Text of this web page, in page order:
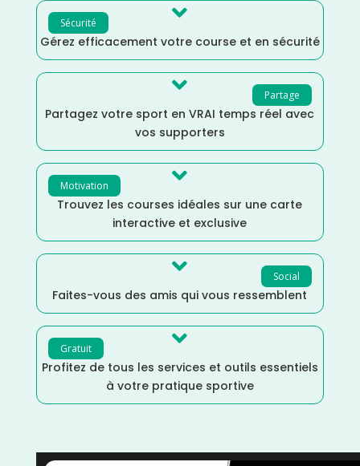
Sécurité 
Gérez efficacement votre course et en sécurité
Partage

Partagez votre sport en VRAI temps réel avec
vos supporters
Motivation 
Trouvez les courses idéales sur une carte
interactive et exclusive
Social

Faites-vous des amis qui vous ressemblent
Gratuit 
Profitez de tous les services et outils essentiels
à votre pratique sportive